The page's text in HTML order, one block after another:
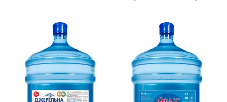
варіантів.
Параметри
можна
вибрати
на
сторінці
варіантів.
Параметри
можна
вибрати
на